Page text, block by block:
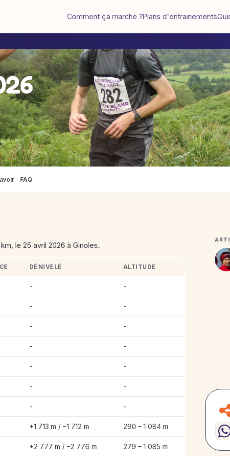
Comment ça marche ?Plans d'entrainements
FAQ
le 25 avril 2026 à Ginoles.
DÉNIVELÉ ALTITUDE
- -
- -
- -
- -
- -
- -
- -
+1 713 m / −1 712 m 290 – 1 084 m
+2 777 m / −2 776 m 279 – 1 085 m